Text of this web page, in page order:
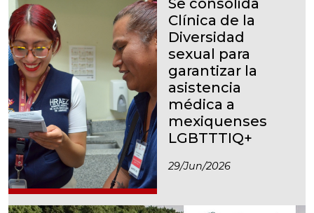
Clínica de la
Diversidad
sexual para
garantizar la
asistencia
médica a
mexiquenses
LGBTTTIQ+
29/jun/2026